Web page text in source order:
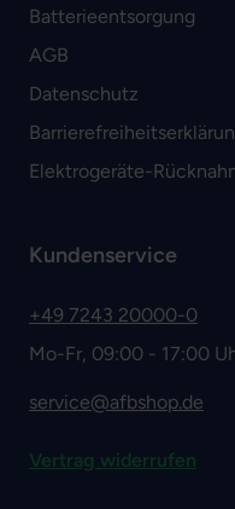
Batterieentsorgung
AGB
Datenschutz
Elektrogeräte-
Kundenservice
+49 7243 20000-0
Mo-Fr, 09:00 - 17:00
service@afbshop.de
Vertrag widerrufen